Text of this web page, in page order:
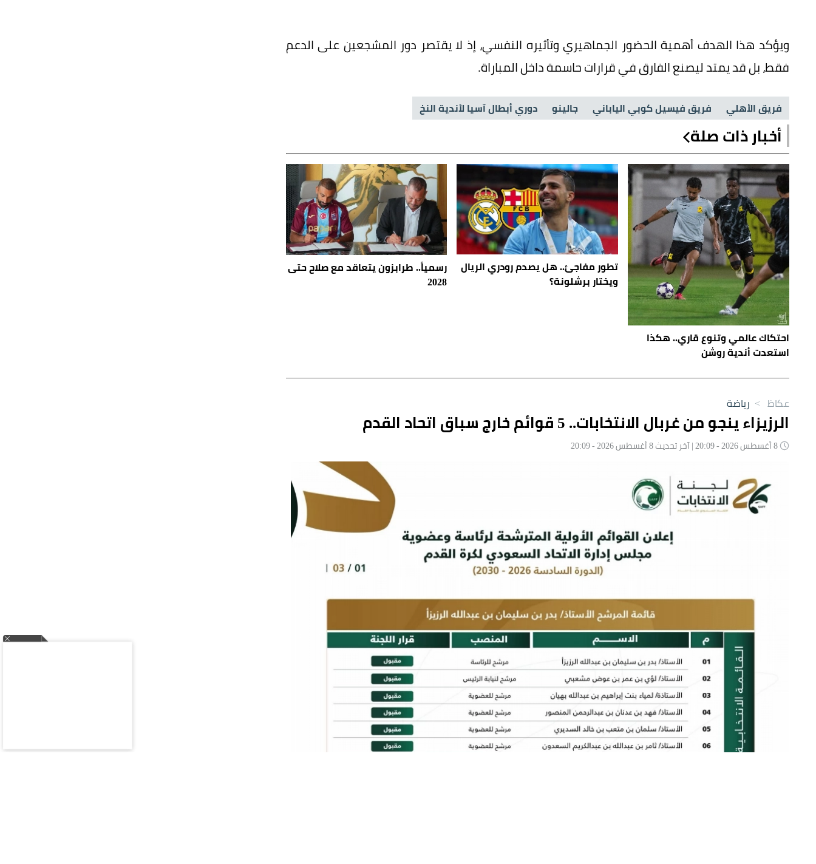
ويؤكد هذا الهدف أهمية الحضور الجماهيري وتأثيره النفسي، إذ لا يقتصر دور المشجعين على الدعم
فقط، بل قد يمتد ليصنع الفارق في قرارات حاسمة داخل المباراة.
فريق الأهلي فريق فيسيل كوبي الياباني جالينو دوري أبطال آسيا لأندية النخ
أخبار ذات صلة
احتكاك عالمي وتنوع قاري.. هكذا
استعدت أندية روشن
تطور مفاجئ.. هل يصدم رودري الريال
ويختار برشلونة؟
رسمياً.. طرابزون يتعاقد مع صلاح حتى
2028
عكاظ > رياضة
الرزيزاء ينجو من غربال الانتخابات.. 5 قوائم خارج سباق اتحاد القدم